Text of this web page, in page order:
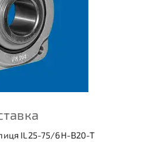
IL25-75/6H-B20-T